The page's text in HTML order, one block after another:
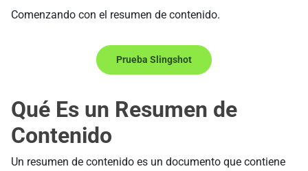
Comenzando con el resumen de contenido.
Prueba Slingshot
Qué Es un Resumen de
Contenido
Un resumen de contenido es un documento que contiene